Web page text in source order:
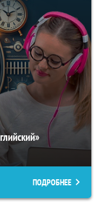
ПОДРОБНЕЕ